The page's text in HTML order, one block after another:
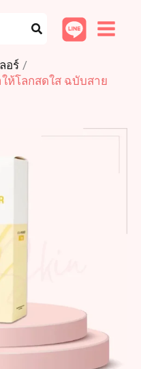
อร์
ให้โลกสดใส ฉบับสาย